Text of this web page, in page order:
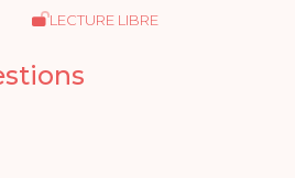
LECTURE LIBRE